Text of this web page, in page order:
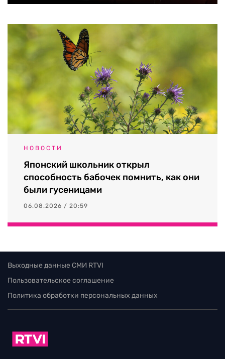
НОВОСТИ
Японский школьник открыл
способность бабочек помнить, как они
были гусеницами
06.08.2026 / 20:59
Выходные данные СМИ RTVI
Пользовательское соглашение
Политика обработки персональных данных